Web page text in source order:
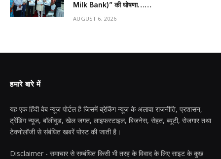
Milk Bank)” की घोषणा……
AUGUST 6, 2026
हमारे बारे में
यह एक हिंदी वेब न्यूज़ पोर्टल है जिसमें ब्रेकिंग न्यूज़ के अलावा राजनीति, प्रशासन,
ट्रेंडिंग न्यूज, बॉलीवुड, खेल जगत, लाइफस्टाइल, बिजनेस, सेहत, ब्यूटी, रोजगार तथा
टेक्नोलॉजी से संबंधित खबरें पोस्ट की जाती है।
Disclaimer - समाचार से सम्बंधित किसी भी तरह के विवाद के लिए साइट के कुछ